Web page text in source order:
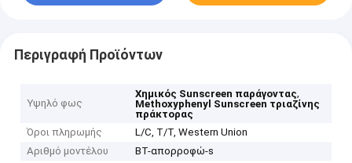
Περιγραφή Προϊόντων
Υψηλό φως
Χημικός Sunscreen παράγοντας,
Methoxyphenyl Sunscreen τριαζίνης
πράκτορας
Όροι πληρωμής
L/C, T/T, Western Union
Αριθμό μοντέλου
BT-απορροφώ-s